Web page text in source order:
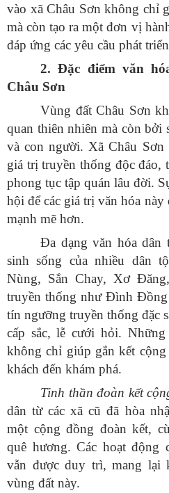
vào xã Châu Sơn không chỉ
mà còn tạo ra một đơn vị
đáp ứng các yêu cầu phát
2. Đặc điểm văn
Châu Sơn
Vùng đất Châu Sơn
quan thiên nhiên mà còn bởi
và con người. Xã Châu
giá trị truyền thống độc đáo,
phong tục tập quán lâu đời.
hội để các giá trị văn hóa
mạnh mẽ hơn.
Đa dạng văn hóa dân
sinh sống của nhiều dân
Nùng, Sắn Chay, Xơ
truyền thống như Đình Đồng
tín ngưỡng truyền thống đặc
cấp sắc, lễ cưới hỏi.
không chỉ giúp gắn kết
khách đến khám phá.
Tinh thần đoàn kết
dân từ các xã cũ đã hòa
một cộng đồng đoàn kết,
quê hương. Các hoạt động
vẫn được duy trì, mang lại
vùng đất này.